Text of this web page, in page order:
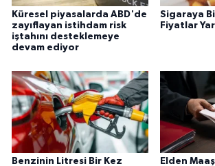
Küresel piyasalarda ABD'de
zayıflayan istihdam risk
iştahını desteklemeye
devam ediyor
Sigaraya
Fiyatlar
Benzinin Litresi Bir Kez Elden